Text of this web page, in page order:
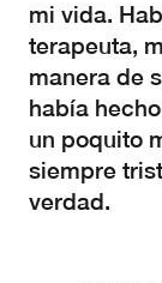
mi vida.
terapeuta,
manera de
había
un poquito
siempre
verdad.